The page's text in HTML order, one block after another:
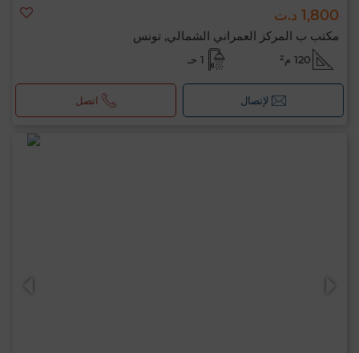
1,800 د.ت
مكتب ب المركز العمراني الشمالي, تونس
120 م² 1 حـ
لإتصال اتصل